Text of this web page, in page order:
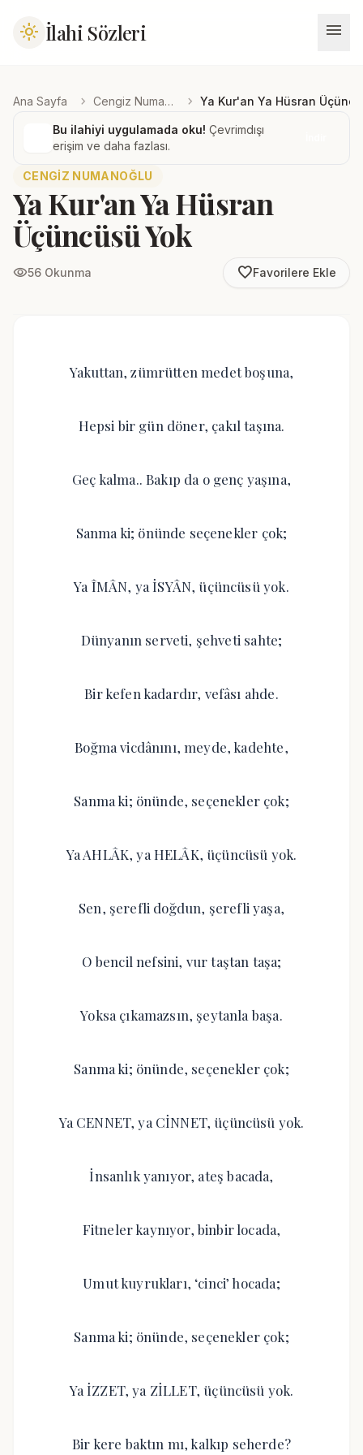
light_mode İlahi Sözleri menu
Ana Sayfa chevron_right Cengiz Numanoğlu chevron_right Ya Kur'an Ya Hüsran
Bu ilahiyi uygulamada oku! Çevrimdışı
erişim ve daha fazlası.
CENGIZ NUMANOĞLU
Ya Kur'an Ya Hüsran
Üçüncüsü Yok
visibility56 Okunma favorite_borderFavorilere Ekle
Yakuttan, zümrütten medet boşuna,
Hepsi bir gün döner, çakıl taşına.
Geç kalma.. Bakıp da o genç yaşına,
Sanma ki; önünde seçenekler çok;
Ya ÎMÂN, ya İSYÂN, üçüncüsü yok.
Dünyanın serveti, şehveti sahte;
Bir kefen kadardır, vefâsı ahde.
Boğma vicdânını, meyde, kadehte,
Sanma ki; önünde, seçenekler çok;
Ya AHLÂK, ya HELÂK, üçüncüsü yok.
Sen, şerefli doğdun, şerefli yaşa,
O bencil nefsini, vur taştan taşa;
Yoksa çıkamazsın, şeytanla başa.
Sanma ki; önünde, seçenekler çok;
Ya CENNET, ya CİNNET, üçüncüsü yok.
İnsanlık yanıyor, ateş bacada,
Fitneler kaynıyor, binbir locada,
Umut kuyrukları, ‘cinci’ hocada;
Sanma ki; önünde, seçenekler çok;
Ya İZZET, ya ZİLLET, üçüncüsü yok.
Bir kere baktın mı, kalkıp seherde?